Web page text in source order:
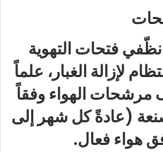
فتحات التهوية
لإزالة الغبار، علماً
مرشحات الهواء وفقاً
(عادةً كل شهر إلى
هواء فعال.